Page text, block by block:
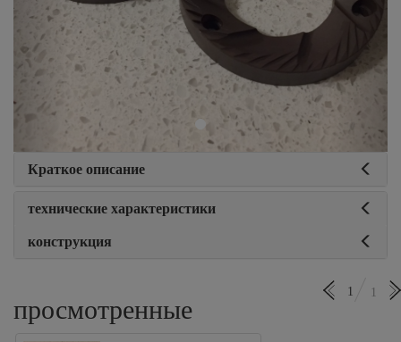
Краткое описание
технические характеристики
конструкция
просмотренные
1 1